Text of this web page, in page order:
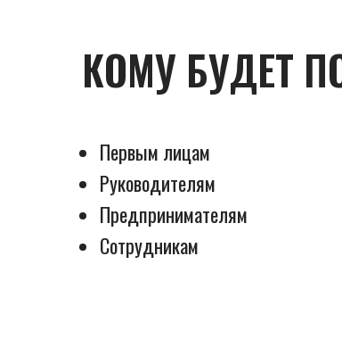
КОМУ БУДЕТ
Первым лицам
Руководителям
Предпринимателям
Сотрудникам